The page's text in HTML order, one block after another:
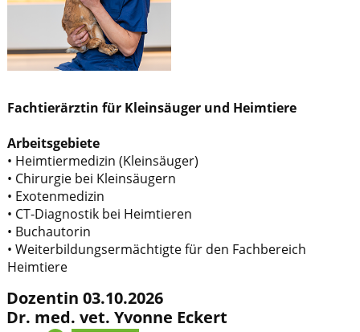
Fachtierärztin für Kleinsäuger und Heimtiere
Arbeitsgebiete
• Heimtiermedizin (Kleinsäuger)
• Chirurgie bei Kleinsäugern
• Exotenmedizin
• CT-Diagnostik bei Heimtieren
• Buchautorin
• Weiterbildungsermächtigte für den Fachbereich
Heimtiere
Dozentin 03.10.2026
Dr. med. vet. Yvonne Eckert